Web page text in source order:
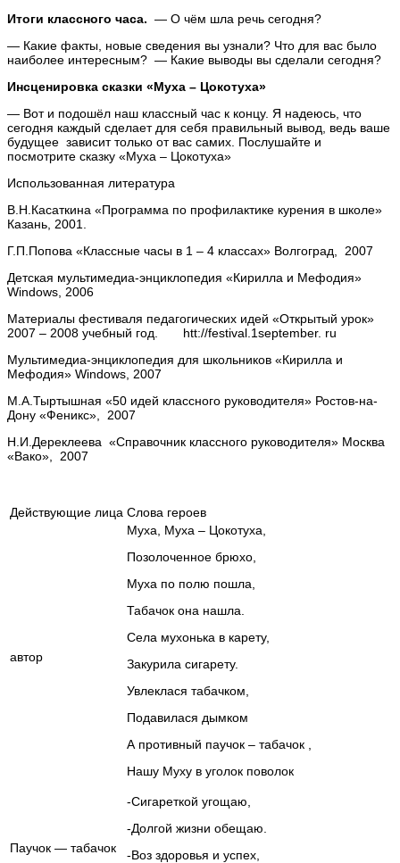
Итоги классного часа. — О чём шла речь сегодня?
— Какие факты, новые сведения вы узнали? Что для вас было
наиболее интересным? — Какие выводы вы сделали сегодня?
Инсценировка сказки «Муха – Цокотуха»
— Вот и подошёл наш классный час к концу. Я надеюсь, что
сегодня каждый сделает для себя правильный вывод, ведь ваше
будущее зависит только от вас самих. Послушайте и
посмотрите сказку «Муха – Цокотуха»
Использованная литература
В.Н.Касаткина «Программа по профилактике курения в школе»
Казань, 2001.
Г.П.Попова «Классные часы в 1 – 4 классах» Волгоград, 2007
Детская мультимедиа-энциклопедия «Кирилла и Мефодия»
Windows, 2006
Материалы фестиваля педагогических идей «Открытый урок»
2007 – 2008 учебный год. htt://festival.1september. ru
Мультимедиа-энциклопедия для школьников «Кирилла и
Мефодия» Windows, 2007
М.А.Тыртышная «50 идей классного руководителя» Ростов-на-
Дону «Феникс», 2007
Н.И.Дереклеева «Справочник классного руководителя» Москва
«Вако», 2007
Действующие лица Слова героев
автор
Муха, Муха – Цокотуха,
Позолоченное брюхо,
Муха по полю пошла,
Табачок она нашла.
Села мухонька в карету,
Закурила сигарету.
Увлеклася табачком,
Подавилася дымком
А противный паучок – табачок ,
Нашу Муху в уголок поволок
Паучок — табачок
-Сигареткой угощаю,
-Долгой жизни обещаю.
-Воз здоровья и успех,